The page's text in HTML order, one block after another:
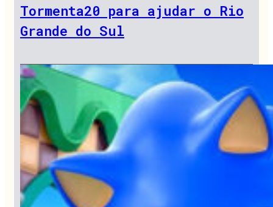
Tormenta20 para ajudar o Rio
Grande do Sul